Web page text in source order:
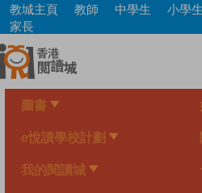
Skip
main
content
教城主頁 教師 中學生
小學生
家長
圖書
e悅讀學校計劃
我的閱讀城